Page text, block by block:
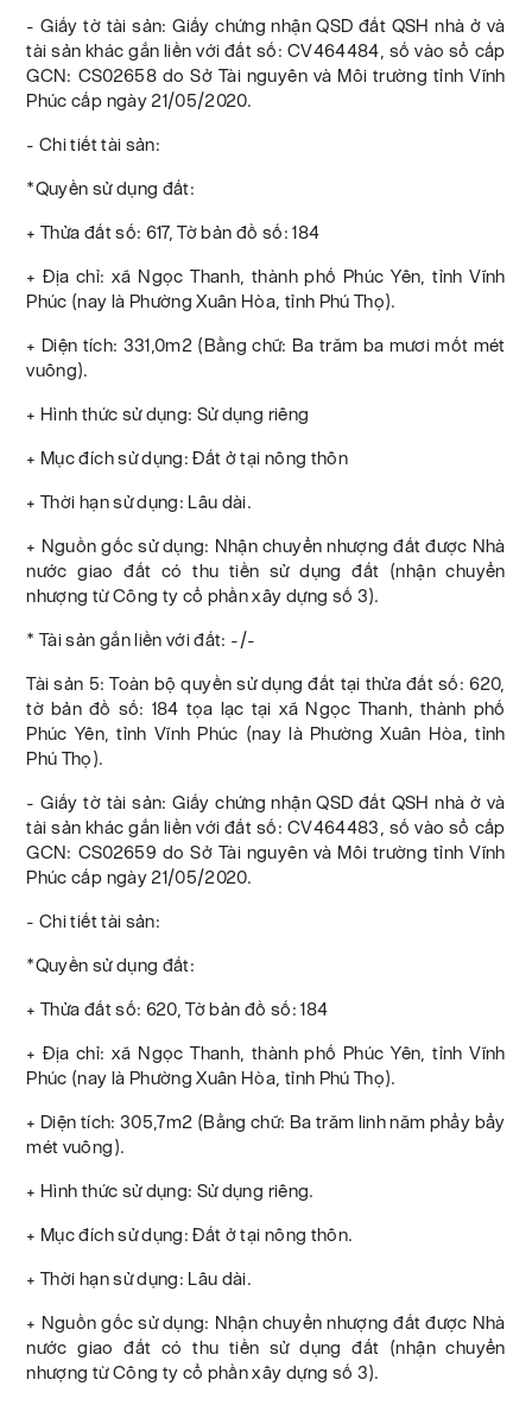
- Giấy tờ tài sản: Giấy chứng nhận QSD đất QSH nhà ở và
tài sản khác gắn liền với đất số: CV464484, số vào sổ cấp
GCN: CS02658 do Sở Tài nguyên và Môi trường tỉnh Vĩnh
Phúc cấp ngày 21/05/2020.
- Chi tiết tài sản:
*Quyền sử dụng đất:
+ Thửa đất số: 617, Tờ bản đồ số: 184
+ Địa chỉ: xã Ngọc Thanh, thành phố Phúc Yên, tỉnh Vĩnh
Phúc (nay là Phường Xuân Hòa, tỉnh Phú Thọ).
+ Diện tích: 331,0m2 (Bằng chữ: Ba trăm ba mươi mốt mét
vuông).
+ Hình thức sử dụng: Sử dụng riêng
+ Mục đích sử dụng: Đất ở tại nông thôn
+ Thời hạn sử dụng: Lâu dài.
+ Nguồn gốc sử dụng: Nhận chuyển nhượng đất được Nhà
nước giao đất có thu tiền sử dụng đất (nhận chuyển
nhượng từ Công ty cổ phần xây dựng số 3).
* Tài sản gắn liền với đất: -/-
Tài sản 5: Toàn bộ quyền sử dụng đất tại thửa đất số: 620,
tờ bản đồ số: 184 tọa lạc tại xã Ngọc Thanh, thành phố
Phúc Yên, tỉnh Vĩnh Phúc (nay là Phường Xuân Hòa, tỉnh
Phú Thọ).
- Giấy tờ tài sản: Giấy chứng nhận QSD đất QSH nhà ở và
tài sản khác gắn liền với đất số: CV464483, số vào sổ cấp
GCN: CS02659 do Sở Tài nguyên và Môi trường tỉnh Vĩnh
Phúc cấp ngày 21/05/2020.
- Chi tiết tài sản:
*Quyền sử dụng đất:
+ Thửa đất số: 620, Tờ bản đồ số: 184
+ Địa chỉ: xã Ngọc Thanh, thành phố Phúc Yên, tỉnh Vĩnh
Phúc (nay là Phường Xuân Hòa, tỉnh Phú Thọ).
+ Diện tích: 305,7m2 (Bằng chữ: Ba trăm linh năm phẩy bẩy
mét vuông).
+ Hình thức sử dụng: Sử dụng riêng.
+ Mục đích sử dụng: Đất ở tại nông thôn.
+ Thời hạn sử dụng: Lâu dài.
+ Nguồn gốc sử dụng: Nhận chuyển nhượng đất được Nhà
nước giao đất có thu tiền sử dụng đất (nhận chuyển
nhượng từ Công ty cổ phần xây dựng số 3).